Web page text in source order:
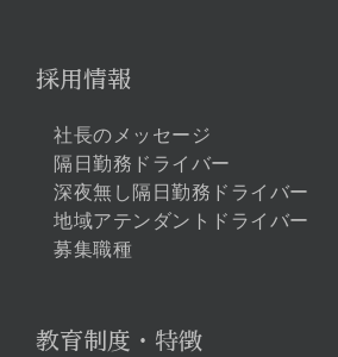
採用情報
社長のメッセージ
隔日勤務ドライバー
深夜無し隔日勤務ドライバー
地域アテンダントドライバー
募集職種
教育制度・特徴